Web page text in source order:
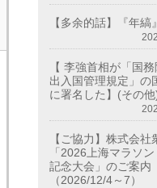
【多余的話】『年縞』
【 李強首相が「国
出入国管理規定」の
に署名した】(その他
【ご協力】株式会
「2026上海マラソ
記念大会」のご案内
（2026/12/4～7）